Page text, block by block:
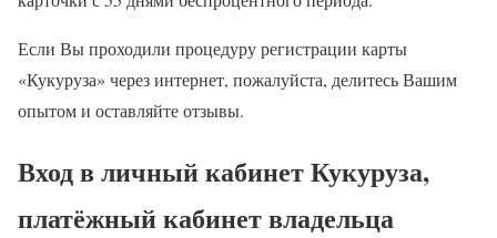
Если Вы проходили процедуру регистрации карты
«Кукуруза» через интернет, пожалуйста, делитесь Вашим
опытом и оставляйте отзывы.
Вход в личный кабинет Кукуруза,
платёжный кабинет владельца